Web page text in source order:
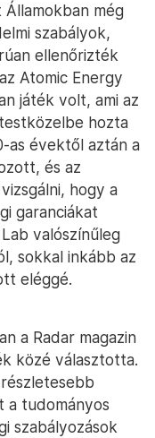
még
szabályok,
ellenőrizték
Atomic Energy
játék volt, ami az
hozta
as évektől aztán a
és az
hogy a
garanciákat
valószínűleg
sokkal inkább az
eléggé.
a Radar magazin
közé választotta.
a tudományos
szabályozások